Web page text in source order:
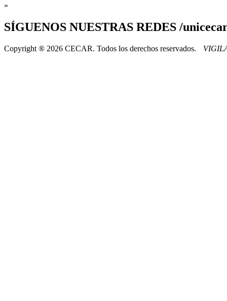
»
SÍGUENOS NUESTRAS REDES /
Copyright ® 2026 CECAR. Todos los derechos reservados.